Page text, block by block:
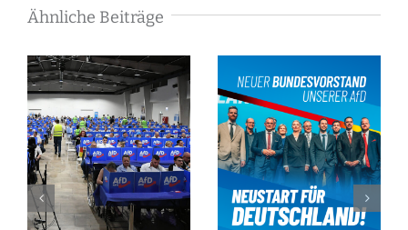
Ähnliche Beiträge